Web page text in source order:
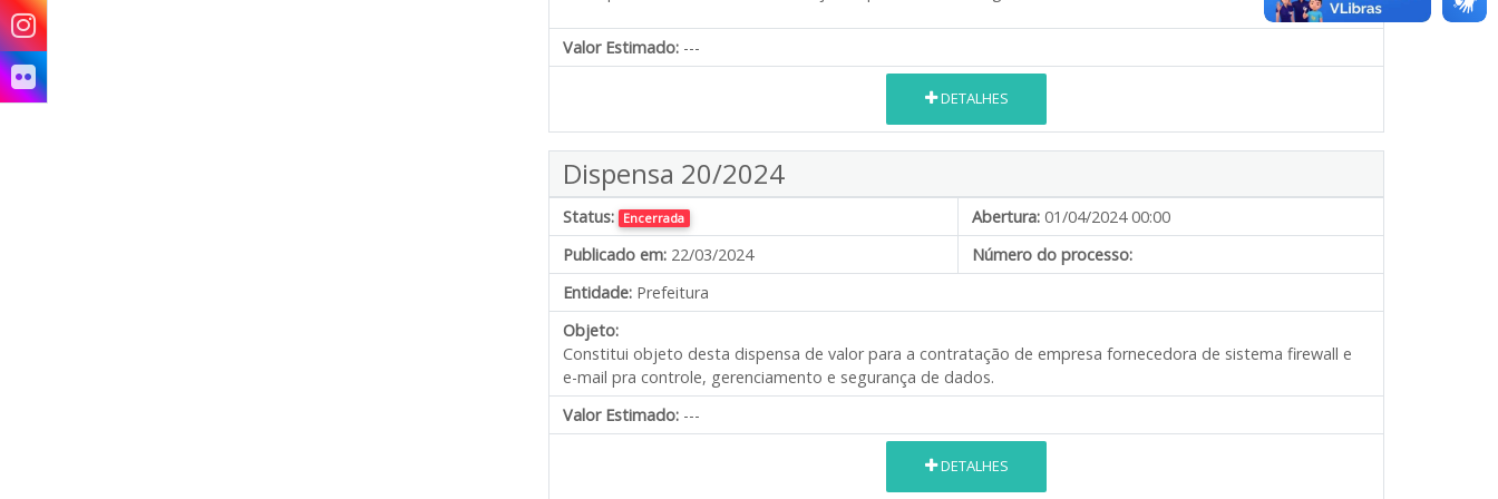
Valor Estimado: ---
DETALHES
Dispensa 20/2024
Status: Encerrada Abertura: 01/04/2024 00:00
Publicado em: 22/03/2024
Número do processo:
Entidade: Prefeitura
Objeto:
Constitui objeto desta dispensa de valor para a contratação de empresa fornecedora de sistema firewall e
e-mail pra controle, gerenciamento e segurança de dados.
Valor Estimado: ---
DETALHES